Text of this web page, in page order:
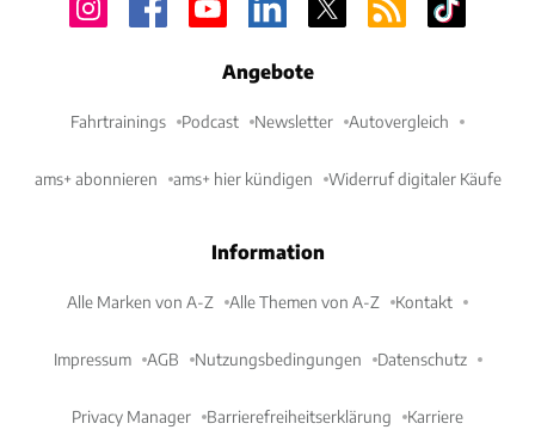
Angebote
Fahrtrainings Podcast Newsletter Autovergleich
ams+ abonnieren ams+ hier kündigen Widerruf digitaler Käufe
Information
Alle Marken von A-Z Alle Themen von A-Z Kontakt
Impressum AGB Nutzungsbedingungen Datenschutz
Privacy Manager Barrierefreiheitserklärung Karriere